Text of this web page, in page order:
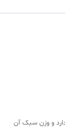
و وزن سبک آن